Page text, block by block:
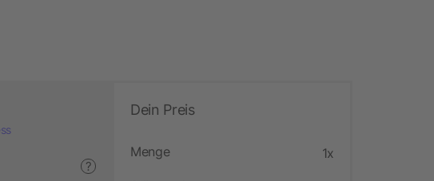
?
Dein Preis
Menge 1x